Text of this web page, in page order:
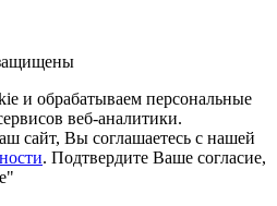
и обрабатываем персональные
веб-аналитики.
сайт, Вы соглашаетесь с нашей
. Подтвердите Ваше согласие,